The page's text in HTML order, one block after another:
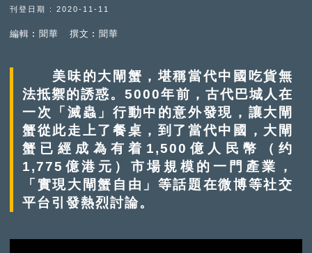
刊登日期 : 2020-11-11
編輯︰聞華 撰文︰聞華
美味的大閘蟹，堪稱當代中國吃貨無
法抵禦的誘惑。5000年前，古代巴城人在
一次「滅蟲」行動中的意外發現，讓大閘
蟹從此走上了餐桌，到了當代中國，大閘
蟹已經成為有着1,500億人民幣（约
1,775億港元）市場規模的一門產業，
「實現大閘蟹自由」等話題在微博等社交
平台引發熱烈討論。